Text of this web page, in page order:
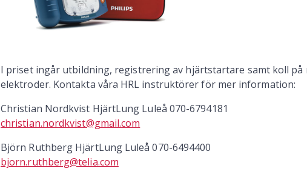
I priset ingår utbildning, registrering av hjärtstartare samt koll på
elektroder. Kontakta våra HRL instruktörer för mer information:
Christian Nordkvist HjärtLung Luleå 070-6794181
christian.nordkvist@gmail.com
Björn Ruthberg HjärtLung Luleå 070-6494400
bjorn.ruthberg@telia.com